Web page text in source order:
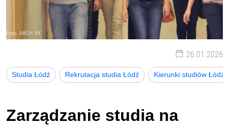
26.01.2026
Studia Łódź Rekrutacja studia Łódź Kierunki studiów Łódź
Zarządzanie studia na